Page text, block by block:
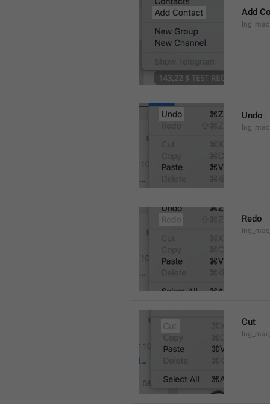
Add
Undo
Redo
Cut